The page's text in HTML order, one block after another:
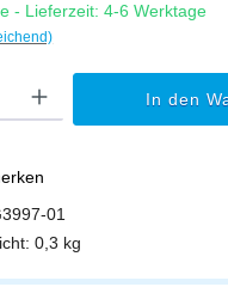
- Lieferzeit: 4-6 Werktage
In den
01
0,3 kg